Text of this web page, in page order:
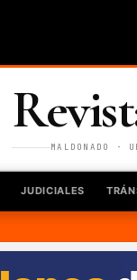
MALDONADO ·
JUDICIALES